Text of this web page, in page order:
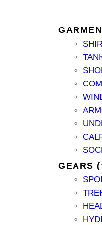
GEARS